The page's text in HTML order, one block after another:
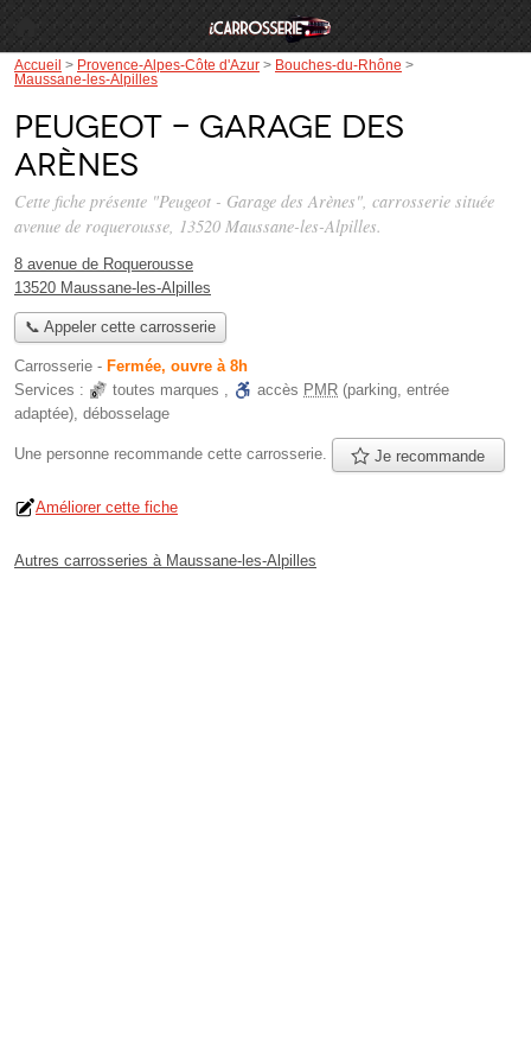
Accueil > Provence-Alpes-Côte d'Azur > Bouches-du-Rhône >
Maussane-les-Alpilles
Peugeot - Garage des
Arènes
Cette fiche présente "Peugeot - Garage des Arènes", carrosserie située
avenue de roquerousse, 13520 Maussane-les-Alpilles.
8 avenue de Roquerousse
13520 Maussane-les-Alpilles
📞 Appeler cette carrosserie
Carrosserie - Fermée, ouvre à 8h
Services :
toutes marques , accès PMR (parking, entrée
adaptée), débosselage
Une personne recommande cette carrosserie. Je recommande
Améliorer cette fiche
Autres carrosseries à Maussane-les-Alpilles